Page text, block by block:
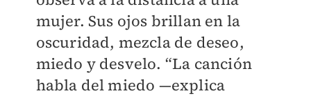
mujer. Sus ojos brillan en la
oscuridad, mezcla de deseo,
miedo y desvelo. “La canción
habla del miedo —explica